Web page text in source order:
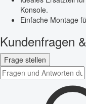
Konsole.
Einfache Montage
Kundenfragen
Frage stellen